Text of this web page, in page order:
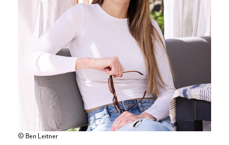
© Ben Leitner